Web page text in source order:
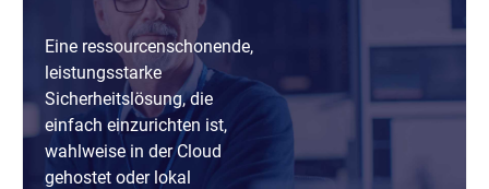
Eine ressourcenschonende,
leistungsstarke
Sicherheitslösung, die
einfach einzurichten ist,
wahlweise in der Cloud
gehostet oder lokal